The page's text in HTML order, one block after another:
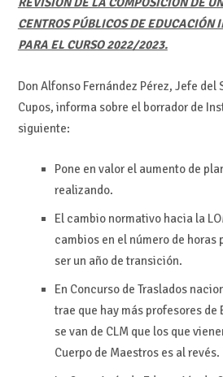
CENTROS PÚBLICOS DE EDUCACIÓN
PARA EL CURSO 2022/2023.
Don Alfonso Fernández Pérez, Jefe
Cupos, informa sobre el borrador de
siguiente:
Pone en valor el aumento de
realizando.
El cambio normativo hacia la
cambios en el número de horas
ser un año de transición.
En Concurso de Traslados
trae que hay más profesores de
se van de CLM que los que
Cuerpo de Maestros es al revés.